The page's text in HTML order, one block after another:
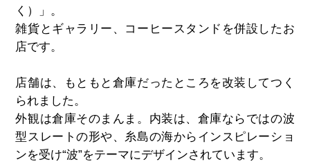
く）」。
雑貨とギャラリー、コーヒースタンドを併設したお
店です。
店舗は、もともと倉庫だったところを改装してつく
られました。
外観は倉庫そのまんま。内装は、倉庫ならではの波
型スレートの形や、糸島の海からインスピレーショ
ンを受け“波”をテーマにデザインされています。